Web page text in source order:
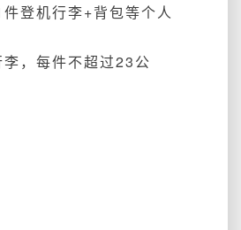
件登机行李+背包等个人
，每件不超过23公